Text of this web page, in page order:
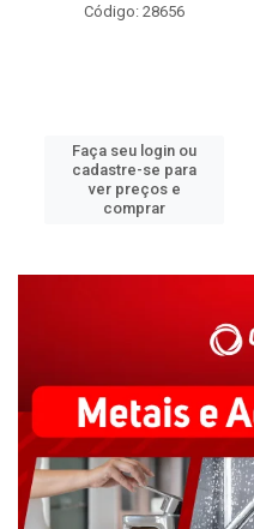
Código: 28656
Faça seu login ou
cadastre-se para
ver preços e
comprar